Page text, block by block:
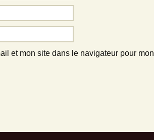
et mon site dans le navigateur pour mon